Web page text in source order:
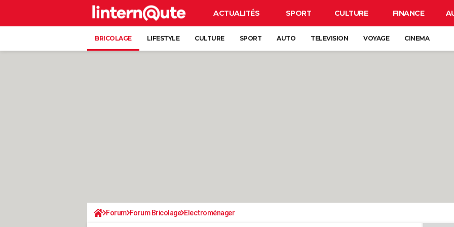
ACTUALITÉS SPORT CULTURE FINANCE
BRICOLAGE LIFESTYLE CULTURE SPORT AUTO TELEVISION VOYAGE CINEMA
Forum Forum Bricolage Electroménager